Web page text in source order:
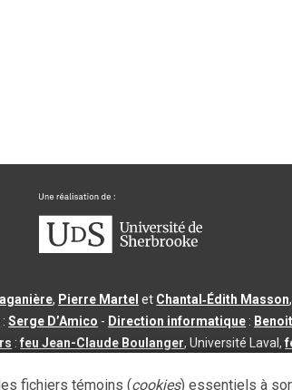
, Pierre Martel et Chantal‑Édith Masson
:Serge D’Amico - Direction informatique :
:feu Jean-Claude Boulanger, Université Laval,
fichiers témoins (cookies) essentiels à